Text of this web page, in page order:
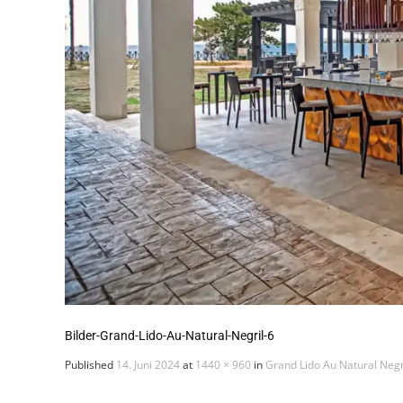
Bilder-Grand-Lido-Au-Natural-Negril-6
Published 14. Juni 2024at 1440 × 960 in Grand Lido Au Natural